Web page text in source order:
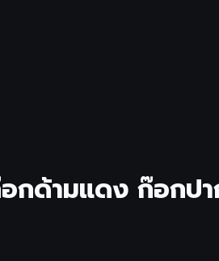
ด้ามแดง ก๊อกป